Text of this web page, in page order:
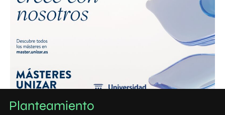
Planteamiento